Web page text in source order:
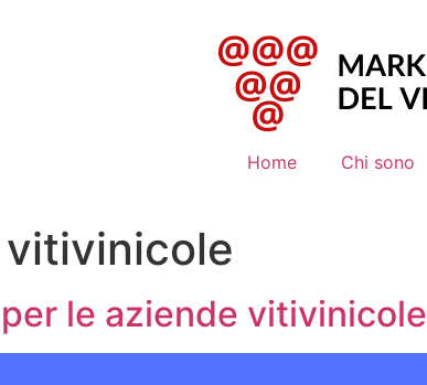
Home Chi sono
le aziende vitivinicole